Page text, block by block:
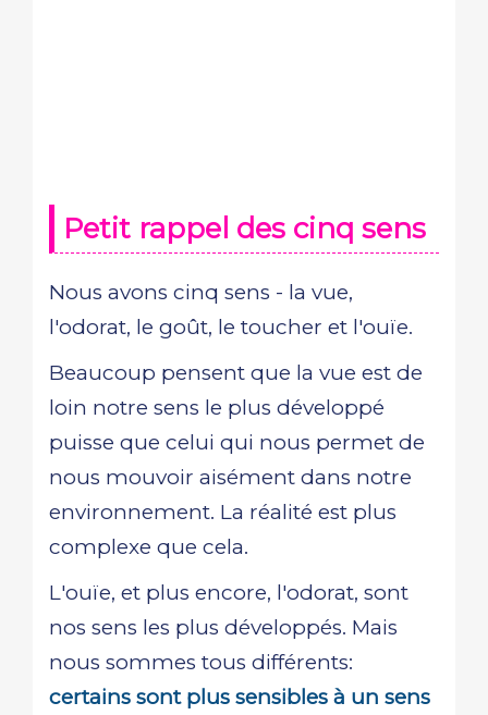
Petit rappel des cinq sens
Nous avons cinq sens - la vue,
l'odorat, le goût, le toucher et l'ouïe.
Beaucoup pensent que la vue est de
loin notre sens le plus développé
puisse que celui qui nous permet de
nous mouvoir aisément dans notre
environnement. La réalité est plus
complexe que cela.
L'ouïe, et plus encore, l'odorat, sont
nos sens les plus développés. Mais
nous sommes tous différents:
certains sont plus sensibles à un sens